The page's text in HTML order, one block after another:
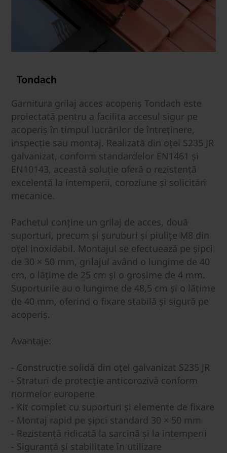
Garnitura grilaj acces acoperiș Tondach este
proiectată pentru a facilita accesul sigur pe
acoperiș în timpul lucrărilor de întreținere,
inspecție sau montaj. Realizată din oțel S235 JR
galvanizat, conform standardelor EN1461 și
EN10143, această soluție oferă o rezistență
excelentă la intemperii, coroziune și solicitări
mecanice.
Pachetul conține un grilaj de acces, două
suporturi, precum și șuruburi și piulițe M8 din
oțel inoxidabil. Montajul se efectuează pe șipci
de 30 × 50 mm, grilajul având o lungime de 40
cm, o lățime de 25 cm și o grosime de 4 mm.
Suporturile au o lungime de 48,5 cm și o lățime
de 40 mm, oferind o fixare stabilă și sigură pe
acoperiș.
Avantaje:
- Construcție solidă din oțel galvanizat S235 JR
- Straturi de protecție anticorozivă conform
normelor europene
- Kit complet cu suporturi și elemente de fixare
- Montaj rapid pe șipci standard 30 × 50 mm
- Rezistență ridicată la sarcină și la intemperii
- Siguranță și stabilitate în utilizare